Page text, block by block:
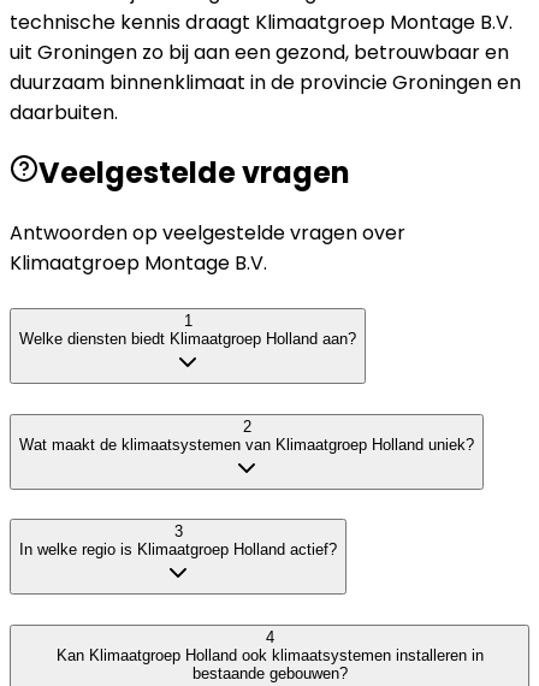
technische kennis draagt Klimaatgroep Montage B.V.
uit Groningen zo bij aan een gezond, betrouwbaar en
duurzaam binnenklimaat in de provincie Groningen en
daarbuiten.
Veelgestelde vragen
Antwoorden op veelgestelde vragen over
Klimaatgroep Montage B.V.
1
Welke diensten biedt Klimaatgroep Holland aan?
2
Wat maakt de klimaatsystemen van Klimaatgroep Holland uniek?
3
In welke regio is Klimaatgroep Holland actief?
4
Kan Klimaatgroep Holland ook klimaatsystemen installeren in
bestaande gebouwen?